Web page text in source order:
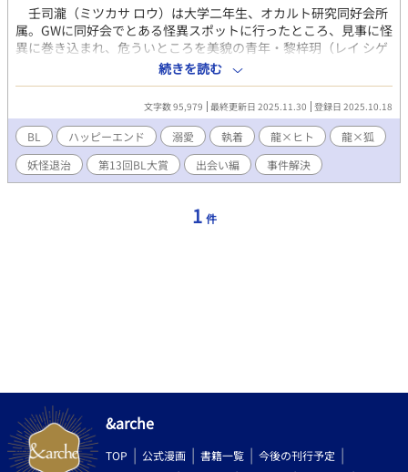
壬司瀧（ミツカサ ロウ）は大学二年生、オカルト研究同好会所
属。GWに同好会でとある怪異スポットに行ったところ、見事に怪
異に巻き込まれ、危ういところを美貌の青年・黎梓玥（レイ シゲ
ツ）に助けられる。 ヒトより高位存在である神族であろうと思
われる梓玥に戦々恐々、ビビりまくりのオカ研メンツだったが、
一晩梓玥の世話になった後、梓玥は瀧たちの大学へと編入してく
る。「妖魔鬼怪や怪異に対して、私は有効で安全な手段」と売り
込んでくる。オカ研メンバーは驚きつつも受け入れ、梓玥はオカ
研5人目のメンバーとなった。 その後、持ち込まれた怪異に対
して対応するオカ研、瀧の実家に行き両親や兄たちに会い「瀧を
私に預けて欲しい」と言う梓玥、再びの持ち込み案件の解決など
続きを読む
文字数 95,979 最終更新日 2025.11.30 登録日 2025.10.18
BL ハッピーエンド 溺愛 執着 龍×ヒト
龍×狐
妖怪退治
第13回BL大賞 出会い編 事件解決
1 件
&arche
TOP 公式漫画 書籍一覧
今後の刊行予定